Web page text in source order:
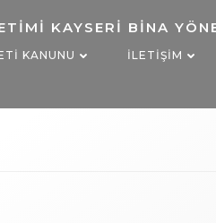
KANUNU İLETIŞIM